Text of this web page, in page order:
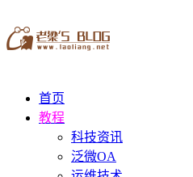
首页
教程
科技资讯
泛微OA